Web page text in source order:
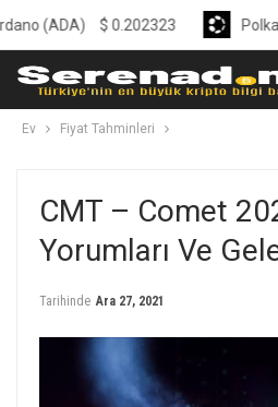
Ev Fiyat Tahminleri
CMT – Comet
Yorumları Ve
Tarihinde Ara 27, 2021
$0.202323 Polkadot